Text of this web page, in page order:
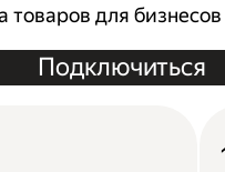
товаров для бизнесов
Подключиться